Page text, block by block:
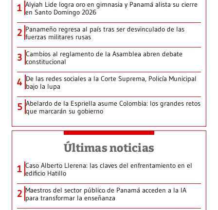
1 Alyiah Lide logra oro en gimnasia y Panamá alista su cierre
en Santo Domingo 2026
2 Panameño regresa al país tras ser desvinculado de las
fuerzas militares rusas
3 Cambios al reglamento de la Asamblea abren debate
constitucional
4 De las redes sociales a la Corte Suprema, Policía Municipal
bajo la lupa
5 Abelardo de la Espriella asume Colombia: los grandes retos
que marcarán su gobierno
Últimas noticias
1 Caso Alberto Llerena: las claves del enfrentamiento en el
edificio Hatillo
2 Maestros del sector público de Panamá acceden a la IA
para transformar la enseñanza